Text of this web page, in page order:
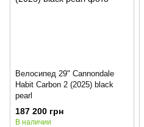
Велосипед 29" Cannondale
Habit Carbon 2 (2025) black
pearl
187 200 грн
В наличии